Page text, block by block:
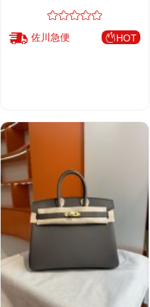
佐川急便 HOT